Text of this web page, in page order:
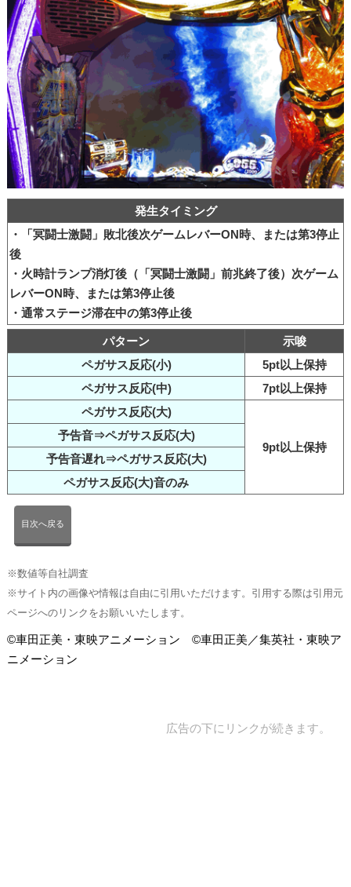
発生タイミング
・「冥闘士激闘」敗北後次ゲームレバーON時、または第3停止
後
・火時計ランプ消灯後（「冥闘士激闘」前兆終了後）次ゲーム
レバーON時、または第3停止後
・通常ステージ滞在中の第3停止後
パターン
示唆
ペガサス反応(小)
5pt以上保持
ペガサス反応(中)
7pt以上保持
ペガサス反応(大)
9pt以上保持
予告音⇒ペガサス反応(大)
予告音遅れ⇒ペガサス反応(大)
ペガサス反応(大)音のみ
目次へ戻る
※数値等自社調査
※サイト内の画像や情報は自由に引用いただけます。引用する際は引用元
ページへのリンクをお願いいたします。
©車田正美・東映アニメーション ©車田正美／集英社・東映ア
ニメーション
広告の下にリンクが続きます。